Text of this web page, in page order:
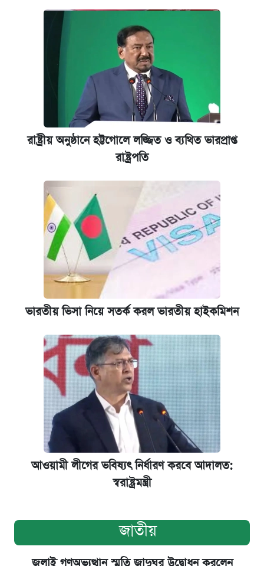
রাষ্ট্রীয় অনুষ্ঠানে হট্টগোলে লজ্জিত ও ব্যথিত ভারপ্রাপ্ত
রাষ্ট্রপতি
ভারতীয় ভিসা নিয়ে সতর্ক করল ভারতীয় হাইকমিশন
আওয়ামী লীগের ভবিষ্যৎ নির্ধারণ করবে আদালত:
স্বরাষ্ট্রমন্ত্রী
জাতীয়